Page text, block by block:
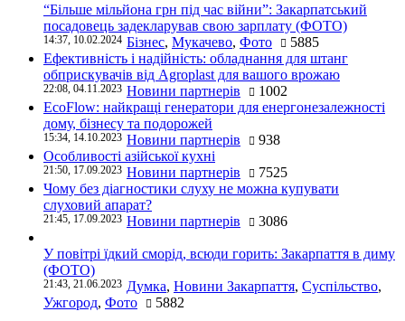
“Більше мільйона грн під час війни”: Закарпатський
посадовець задекларував свою зарплату (ФОТО)
14:37, 10.02.2024 Бізнес, Мукачево, Фото
5885
Ефективність і надійність: обладнання для штанг
обприскувачів від Agroplast для вашого врожаю
22:08, 04.11.2023 Новини партнерів
1002
EcoFlow: найкращі генератори для енергонезалежності
дому, бізнесу та подорожей
15:34, 14.10.2023 Новини партнерів
938
Особливості азійської кухні
21:50, 17.09.2023 Новини партнерів
7525
Чому без діагностики слуху не можна купувати
слуховий апарат?
21:45, 17.09.2023 Новини партнерів 3086
У повітрі їдкий сморід, всюди горить: Закарпаття в диму
(ФОТО)
21:43, 21.06.2023 Думка, Новини Закарпаття, Суспільство,
Ужгород, Фото
5882